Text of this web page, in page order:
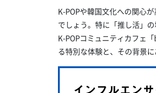
K-POPや韓国文化への関心
でしょう。特に「推し活」
K-POPコミュニティカフェ
る特別な体験と、その背景